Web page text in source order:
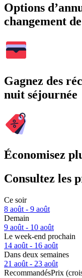
Options
changement
Gagnez des
nuit séjournée
Économisez
Consultez les
Ce soir
8 août - 9 août
Demain
9 août - 10 août
Le week-end prochain
14 août - 16 août
Dans deux semaines
21 août - 23 août
RecommandésPrix